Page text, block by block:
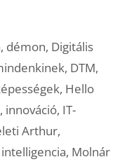
, démon, Digitális
, DTM,
, Hello
, innováció, IT-
Arthur,
, Molnár